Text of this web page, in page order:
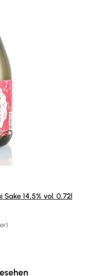
14,5% vol. 0,72l
Preis: